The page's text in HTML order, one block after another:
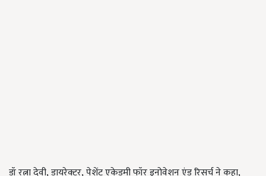
डॉ रत्ना देवी, डायरेक्टर, पेशेंट एकेडमी फॉर इनोवेशन एंड रिसर्च ने कहा,